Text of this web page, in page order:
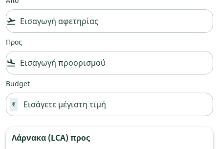
flight_takeoff
Προς
flight_land
Budget
€
Λάρνακα (LCA)προς